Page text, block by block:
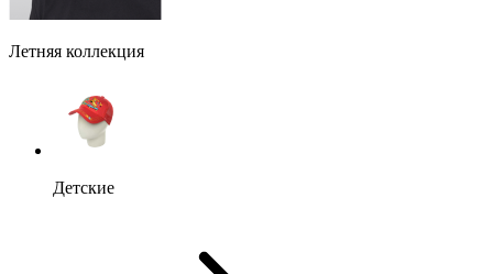
Летняя коллекция
Детские